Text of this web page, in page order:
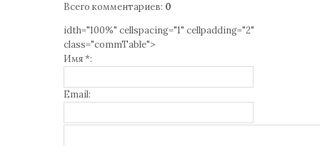
Всего комментариев: 0
idth="100%" cellspacing="1" cellpadding="2"
class="commTable">
Имя *:
Email: